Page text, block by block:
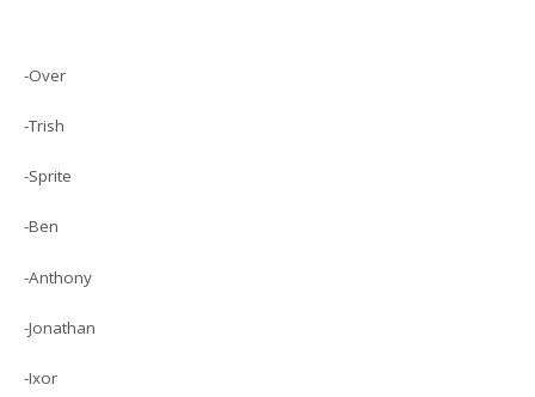
-Over
-Trish
-Sprite
-Ben
-Anthony
-Jonathan
-Ixor